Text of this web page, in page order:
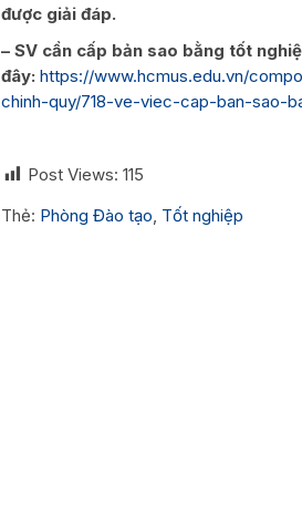
được giải đáp.
– SV cần cấp bản sao bằng tốt
đây: https://www.hcmus.edu.vn/
chinh-quy/718-ve-viec-cap-ban-sao-
Post Views: 115
Thẻ: Phòng Đào tạo, Tốt nghiệp